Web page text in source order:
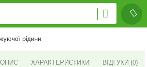
рідини
ОПИС ХАРАКТЕРИСТИКИ ВІДГУКИ (0)